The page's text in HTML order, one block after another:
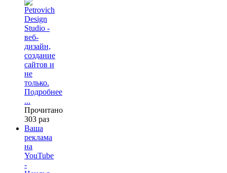
Подробнее
...
Прочитано
303 раз
Ваша
реклама
на
YouTube
-